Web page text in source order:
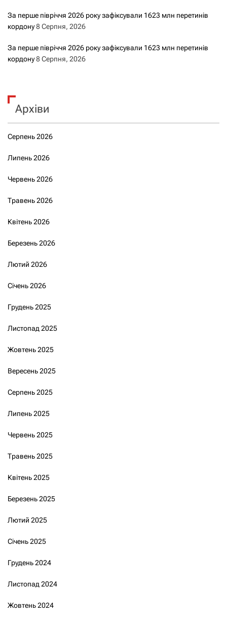
За перше півріччя 2026 року зафіксували 1623 млн перетинів
кордону8 Серпня, 2026
За перше півріччя 2026 року зафіксували 1623 млн перетинів
кордону8 Серпня, 2026
Архіви
Серпень 2026
Липень 2026
Червень 2026
Травень 2026
Квітень 2026
Березень 2026
Лютий 2026
Січень 2026
Грудень 2025
Листопад 2025
Жовтень 2025
Вересень 2025
Серпень 2025
Липень 2025
Червень 2025
Травень 2025
Квітень 2025
Березень 2025
Лютий 2025
Січень 2025
Грудень 2024
Листопад 2024
Жовтень 2024